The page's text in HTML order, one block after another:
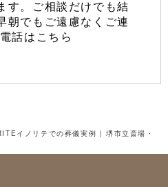
す。ご相談だけでも結
朝でもご遠慮なくご連
話はこちら
イノリテでの葬儀実例 | 堺市立斎場・